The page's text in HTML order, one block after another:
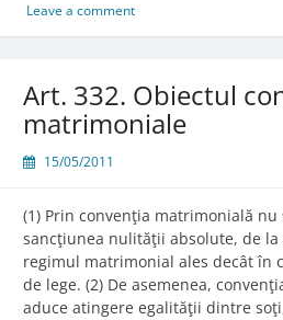
Leave a comment
Art. 332. Obiectul
matrimoniale
15/05/2011
(1) Prin convenţia matrimonială nu
sancţiunea nulităţii absolute, de
regimul matrimonial ales decât în
de lege. (2) De asemenea,
aduce atingere egalităţii dintre